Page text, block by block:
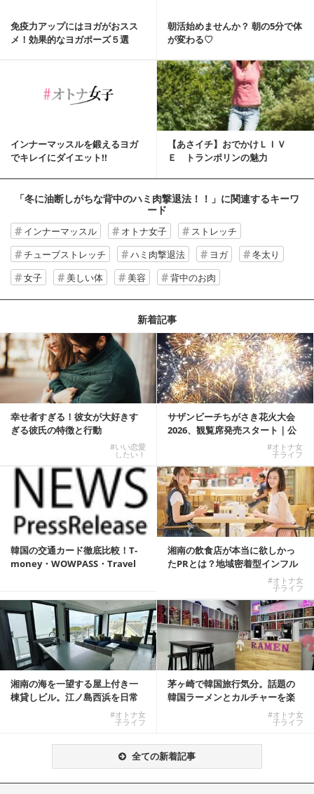
免疫力アップにはヨガがおスス
メ！効果的なヨガポーズ５選
朝活始めませんか？ 朝の5分で体
が変わる♡
インナーマッスルを鍛えるヨガ
でキレイにダイエット!!
【あさイチ】おでかけＬＩＶ
Ｅ トランポリンの魅力
「冬に油断しがちな背中のハミ肉撃退法！！」 に関連するキーワ
ード
インナーマッスル オトナ女子
ストレッチ
チューブストレッチ
ハミ肉撃退法 ヨガ
冬太り
女子
美しい体 美容 背中のお肉
新着記事
幸せ者すぎる！彼女が大好きす
ぎる彼氏の特徴と行動
#いい恋愛
したい！
サザンビーチちがさき花火大会
2026、観覧席発売スタート｜公
#オトナ女
子ライフ
韓国の交通カード徹底比較！T-
money・WOWPASS・Travel
湘南の飲食店が本当に欲しかっ
たPRとは？地域密着型インフル
#オトナ女
子ライフ
湘南の海を一望する屋上付き一
棟貸しビル。江ノ島西浜を日常
#オトナ女
子ライフ
茅ヶ崎で韓国旅行気分。話題の
韓国ラーメンとカルチャーを楽
#オトナ女
子ライフ
全ての新着記事